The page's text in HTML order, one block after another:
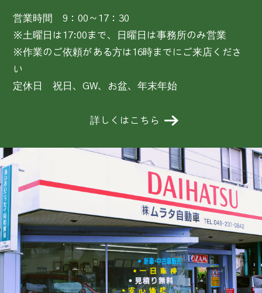
営業時間 9：00～17：30
※土曜日は17:00まで、日曜日は事務所のみ営業
※作業のご依頼がある方は16時までにご来店くださ
い
定休日 祝日、GW、お盆、年末年始
詳しくはこちら